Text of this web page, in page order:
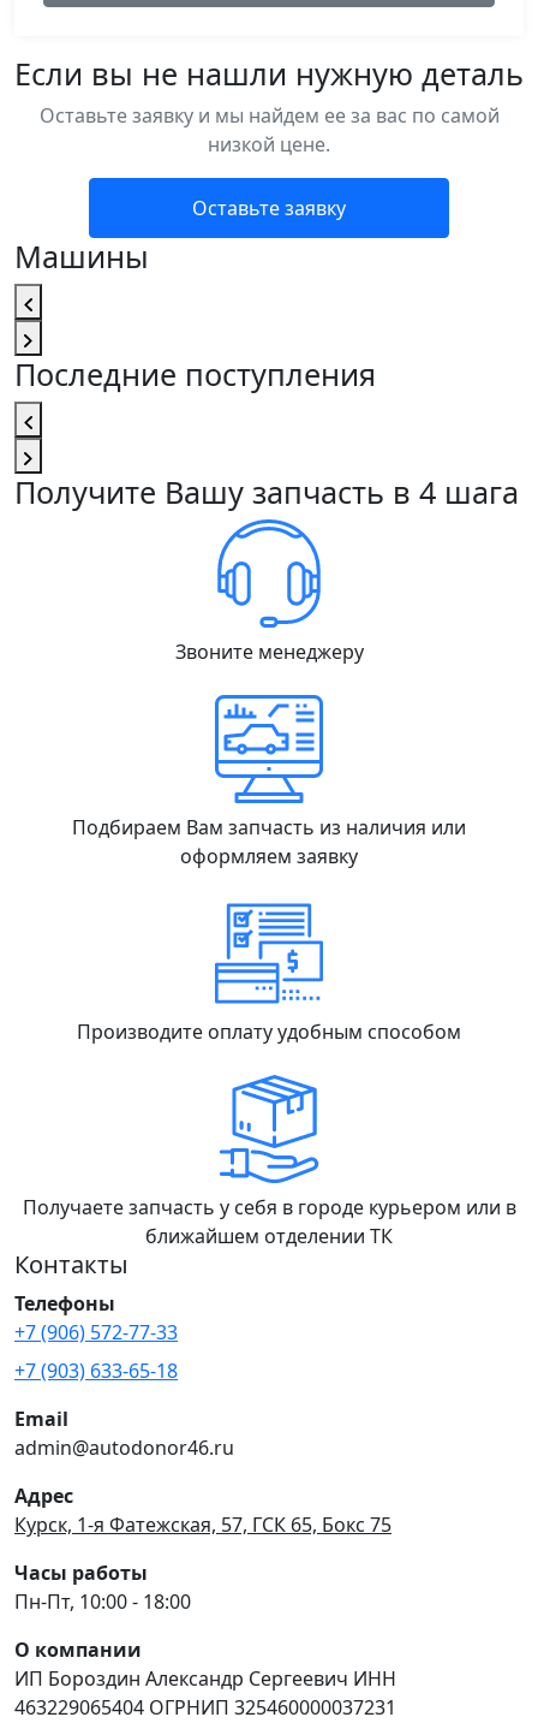
Если вы не нашли нужную деталь
Оставьте заявку и мы найдем ее за вас по самой
низкой цене.
Оставьте заявку
Машины
Последние поступления
Получите Вашу запчасть в 4 шага
Звоните менеджеру
Подбираем Вам запчасть из наличия или
оформляем заявку
Производите оплату удобным способом
Получаете запчасть у себя в городе курьером или в
ближайшем отделении ТК
Контакты
Телефоны
+7 (906) 572-77-33
+7 (903) 633-65-18
Email
admin@autodonor46.ru
Адрес
Курск, 1-я Фатежская, 57, ГСК 65, Бокс 75
Часы работы
Пн-Пт, 10:00 - 18:00
О компании
ИП Бороздин Александр Сергеевич ИНН
463229065404 ОГРНИП 325460000037231